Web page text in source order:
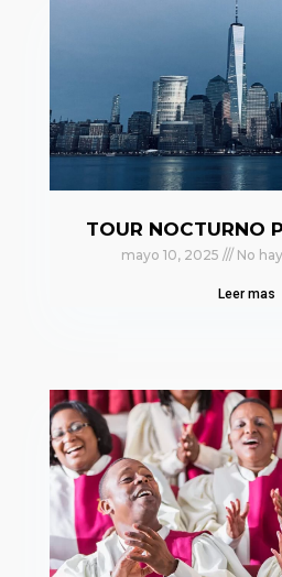
TOUR NOCTURNO
mayo 10, 2025 No
Leer mas